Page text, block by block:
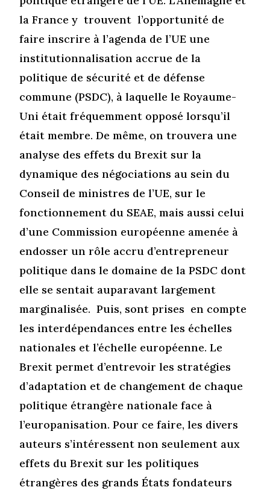
la France y trouvent l’opportunité de
faire inscrire à l’agenda de l’UE une
institutionnalisation accrue de la
politique de sécurité et de défense
commune (PSDC), à laquelle le Royaume-
Uni était fréquemment opposé lorsqu’il
était membre. De même, on trouvera une
analyse des effets du Brexit sur la
dynamique des négociations au sein du
Conseil de ministres de l’UE, sur le
fonctionnement du SEAE, mais aussi celui
d’une Commission européenne amenée à
endosser un rôle accru d’entrepreneur
politique dans le domaine de la PSDC dont
elle se sentait auparavant largement
marginalisée. Puis, sont prises en compte
les interdépendances entre les échelles
nationales et l’échelle européenne. Le
Brexit permet d’entrevoir les stratégies
d’adaptation et de changement de chaque
politique étrangère nationale face à
l’europanisation. Pour ce faire, les divers
auteurs s’intéressent non seulement aux
effets du Brexit sur les politiques
étrangères des grands États fondateurs